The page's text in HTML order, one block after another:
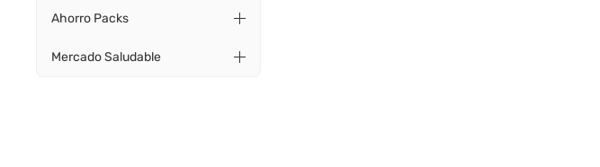
Ahorro Packs
Mercado Saludable